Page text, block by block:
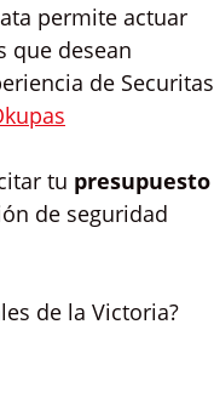
permite actuar
que desean
de Securitas
tu presupuesto
de seguridad
de la Victoria?